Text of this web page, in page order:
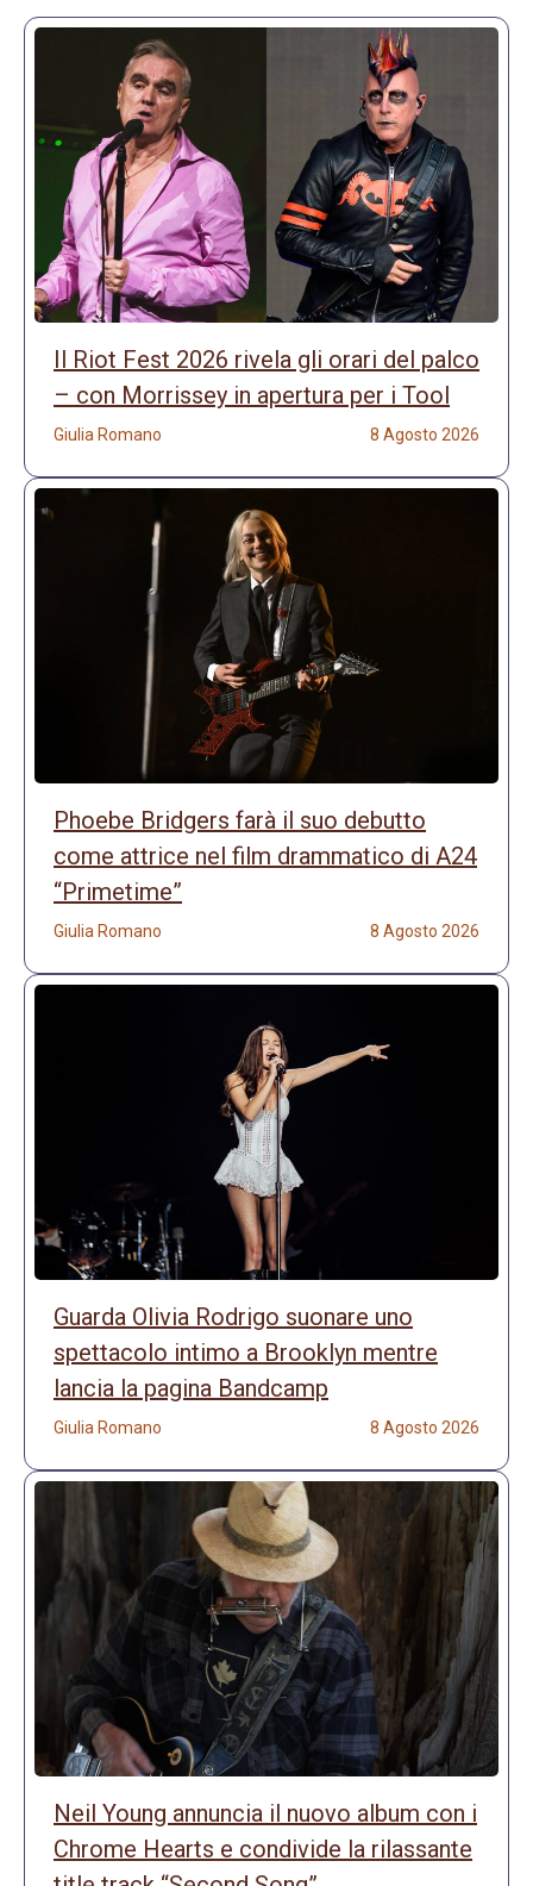
Il Riot Fest 2026 rivela gli orari del palco
– con Morrissey in apertura per i Tool
Giulia Romano 8 Agosto 2026
Phoebe Bridgers farà il suo debutto
come attrice nel film drammatico di A24
“Primetime”
Giulia Romano 8 Agosto 2026
Guarda Olivia Rodrigo suonare uno
spettacolo intimo a Brooklyn mentre
lancia la pagina Bandcamp
Giulia Romano 8 Agosto 2026
Neil Young annuncia il nuovo album con i
Chrome Hearts e condivide la rilassante